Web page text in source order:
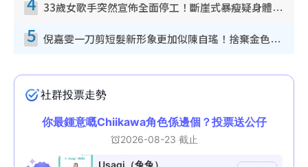
33歲女歌手突然宣佈全面停工！斷崖式暴瘦疑身體亮紅燈！聲明曝︰將暫時淡出
5 倪嘉雯一刀剪短髮新形象更加似陳自瑤！捨棄金色長髮造型氣質大變超驚喜